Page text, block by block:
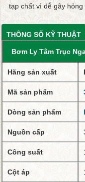
tạp chất vì dễ gây
THÔNG SỐ KỸ THUẬT
Bơm Ly Tâm Trục
Hãng sản xuất
Mã sản phẩm
Dòng sản phẩm
Nguồn cấp
Công suất
Cột áp